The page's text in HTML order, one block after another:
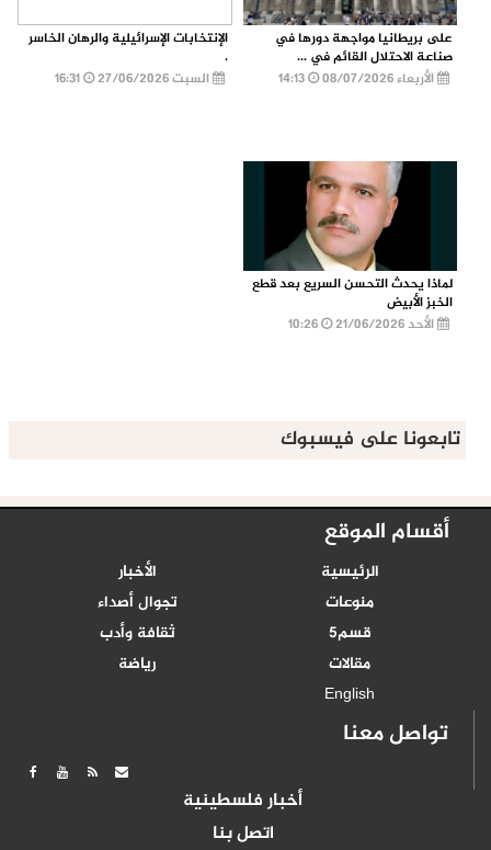
على بريطانيا مواجهة دورها في
صناعة الاحتلال القائم في ...
الأربعاء 08/07/2026
الإنتخابات الإسرائيلية والرهان الخاسر
.
السبت 27/06/2026
16:31
لماذا يحدث التحسن السريع بعد قطع
الخبز الأبيض
الأحد 21/06/2026
تابعونا على فيسبوك
أقسام الموقع
الرئيسية
الأخبار
منوعات
تجوال أصداء
قسم5
ثقافة وأدب
مقالات
رياضة
English
تواصل معنا
أخبار فلسطينية
اتصل بنا